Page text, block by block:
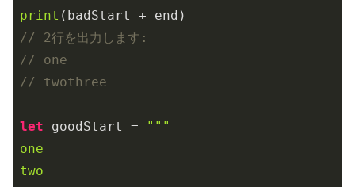
print
// 2行を出力します:
// one
// twothree
let goodStart =
"""
one
two